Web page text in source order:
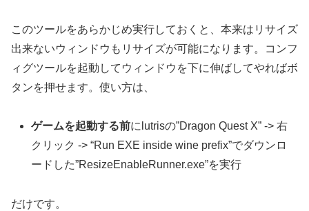
このツールをあらかじめ実行しておくと、本来はリサイズ
出来ないウィンドウもリサイズが可能になります。コンフ
ィグツールを起動してウィンドウを下に伸ばしてやればボ
タンを押せます。使い方は、
ゲームを起動する前にlutrisの”Dragon Quest X” -> 右
クリック -> “Run EXE inside wine prefix”でダウンロ
ードした”ResizeEnableRunner.exe”を実行
だけです。